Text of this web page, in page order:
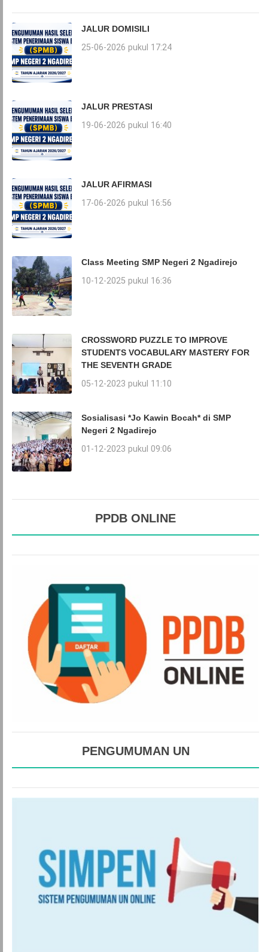
JALUR DOMISILI
25-06-2026 pukul 17:24
JALUR PRESTASI
19-06-2026 pukul 16:40
JALUR AFIRMASI
17-06-2026 pukul 16:56
Class Meeting SMP Negeri 2 Ngadirejo
10-12-2025 pukul 16:36
CROSSWORD PUZZLE TO IMPROVE
STUDENTS VOCABULARY MASTERY FOR
THE SEVENTH GRADE
05-12-2023 pukul 11:10
Sosialisasi *Jo Kawin Bocah* di SMP
Negeri 2 Ngadirejo
01-12-2023 pukul 09:06
PPDB ONLINE
PENGUMUMAN UN